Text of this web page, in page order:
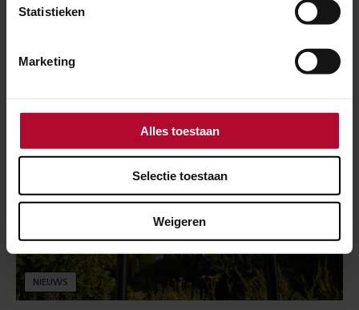
Statistieken
Marketing
Alles toestaan
Selectie toestaan
Weigeren
NIEUWS